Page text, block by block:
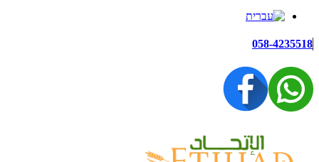
058-4235518